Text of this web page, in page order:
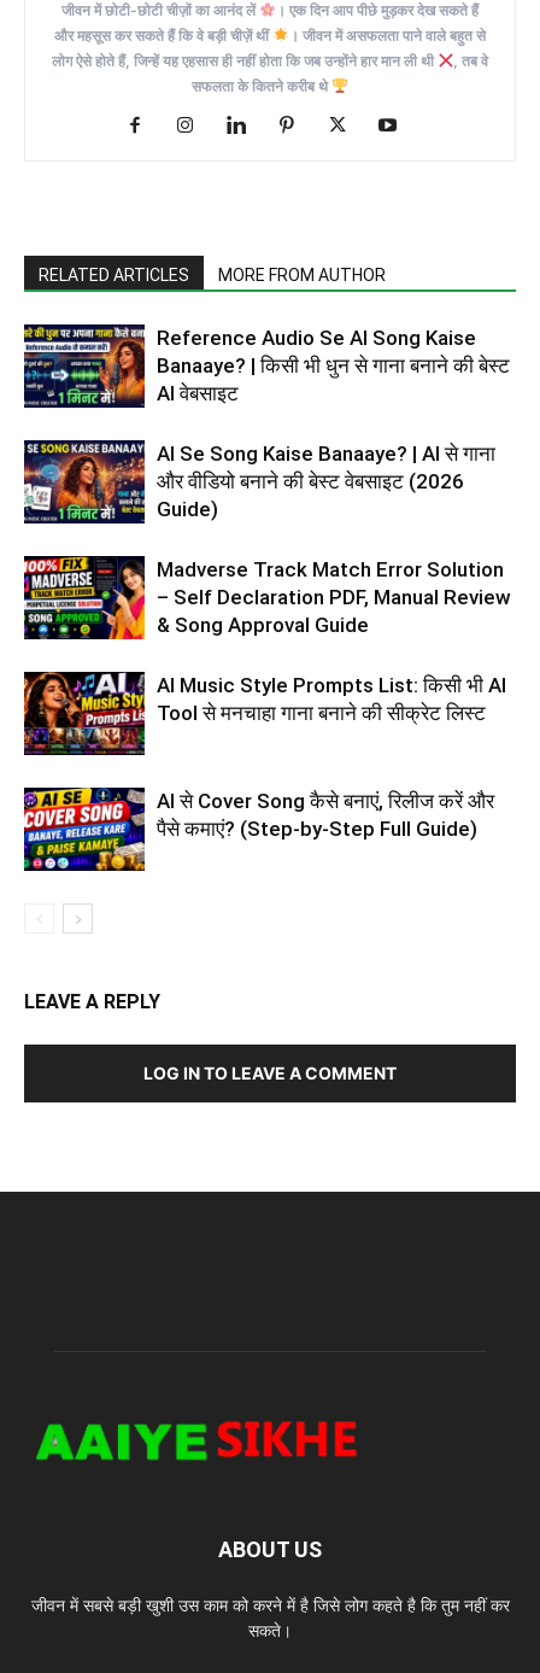
जीवन में छोटी-छोटी चीज़ों का आनंद लें
। एक दिन आप पीछे मुड़कर देख सकते हैं
और महसूस कर सकते हैं कि वे बड़ी चीज़ें थीं
। जीवन में असफलता पाने वाले बहुत से
लोग ऐसे होते हैं, जिन्हें यह एहसास ही नहीं होता कि जब उन्होंने हार मान ली थी
, तब वे
सफलता के कितने करीब थे
RELATED ARTICLES MORE FROM AUTHOR
Reference Audio Se AI Song Kaise
Banaaye? | किसी भी धुन से गाना बनाने की बेस्ट
AI वेबसाइट
AI Se Song Kaise Banaaye? | AI से गाना
और वीडियो बनाने की बेस्ट वेबसाइट (2026
Guide)
Madverse Track Match Error Solution
– Self Declaration PDF, Manual Review
& Song Approval Guide
AI Music Style Prompts List: किसी भी AI
Tool से मनचाहा गाना बनाने की सीक्रेट लिस्ट
AI से Cover Song कैसे बनाएं, रिलीज करें और
पैसे कमाएं? (Step-by-Step Full Guide)
LEAVE A REPLY
LOG IN TO LEAVE A COMMENT
ABOUT US
जीवन में सबसे बड़ी खुशी उस काम को करने में है जिसे लोग कहते है कि तुम नहीं कर
सकते।